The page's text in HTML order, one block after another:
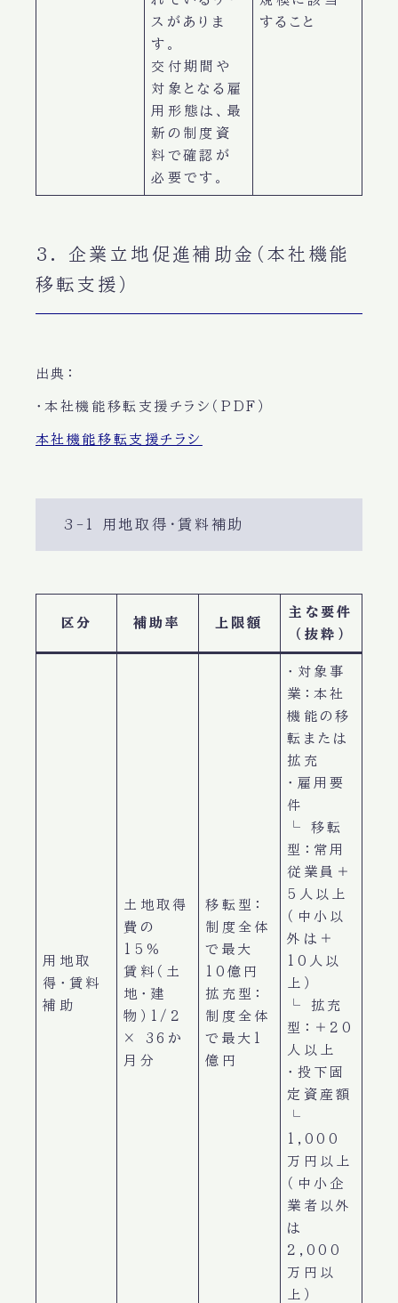
スがありま
す。
交付期間や
対象となる雇
用形態は、最
新の制度資
料で確認が
必要です。
すること
3. 企業立地促進補助金（本社機能
移転支援）
出典：
・本社機能移転支援チラシ（PDF）
本社機能移転支援チラシ
3-1 用地取得・賃料補助
区分 補助率 上限額
主な要件
（抜粋）
用地取
得・賃料
補助
土地取得
費の
15％
賃料（土
地・建
物）1/2
× 36か
月分
移転型：
制度全体
で最大
10億円
拡充型：
制度全体
で最大1
億円
・対象事
業：本社
機能の移
転または
拡充
・雇用要
件
└ 移転
型：常用
従業員＋
5人以上
（中小以
外は＋
10人以
上）
└ 拡充
型：＋20
人以上
・投下固
定資産額
└
1,000
万円以上
（中小企
業者以外
は
2,000
万円以
上）